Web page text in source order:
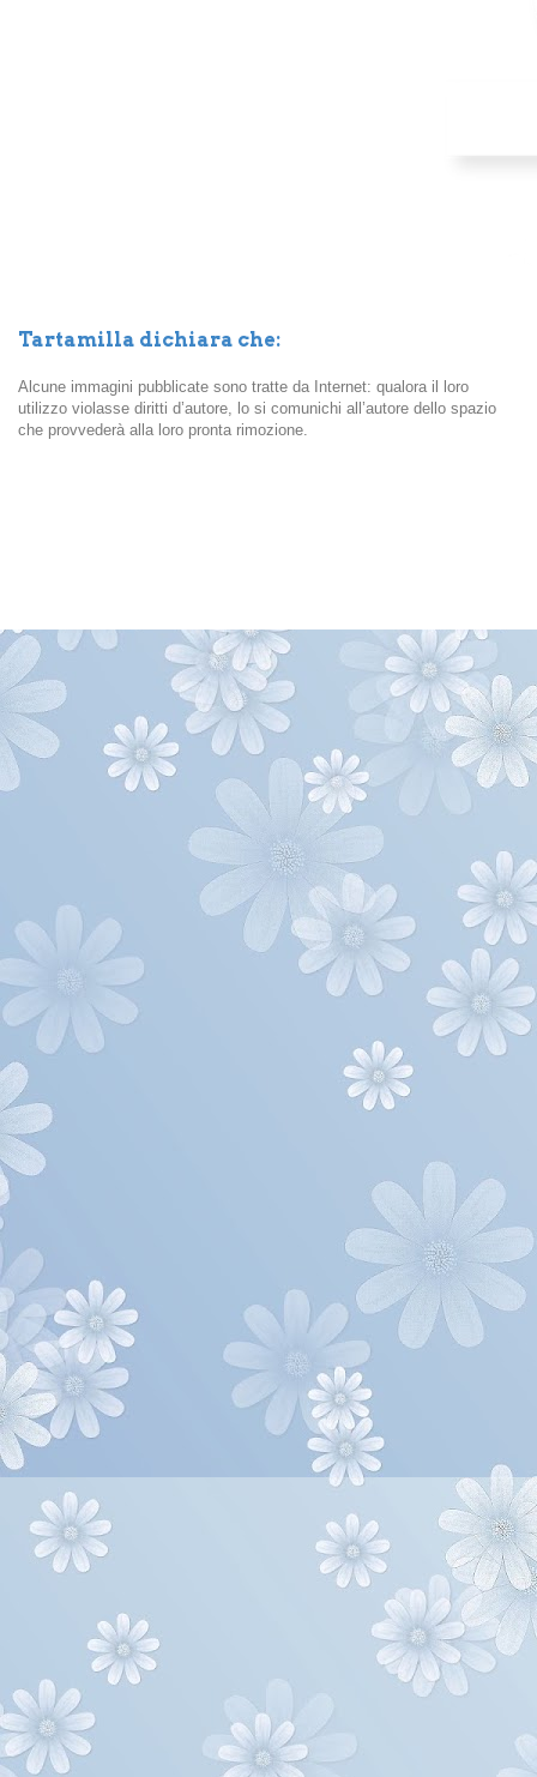
Tartamilla dichiara che:
Alcune immagini pubblicate sono tratte da Internet: qualora il loro
utilizzo violasse diritti d’autore, lo si comunichi all’autore dello spazio
che provvederà alla loro pronta rimozione.